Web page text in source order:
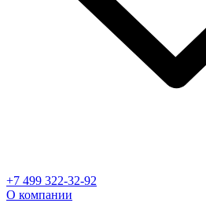
+7 499 322-32-92
О компании